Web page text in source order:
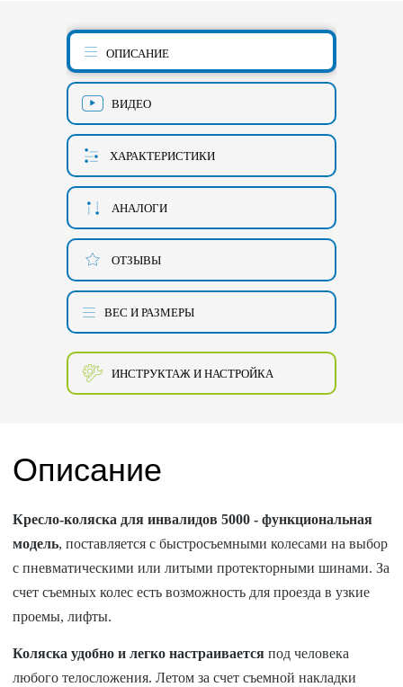
ОПИСАНИЕ
ВИДЕО
ХАРАКТЕРИСТИКИ
АНАЛОГИ
ОТЗЫВЫ
ВЕС И РАЗМЕРЫ
ИНСТРУКТАЖ И НАСТРОЙКА
Описание
Кресло-коляска для инвалидов 5000 - функциональная
модель, поставляется с быстросъемными колесами на выбор
с пневматическими или литыми протекторными шинами. За
счет съемных колес есть возможность для проезда в узкие
проемы, лифты.
Коляска удобно и легко настраивается под человека
любого телосложения. Летом за счет съемной накладки